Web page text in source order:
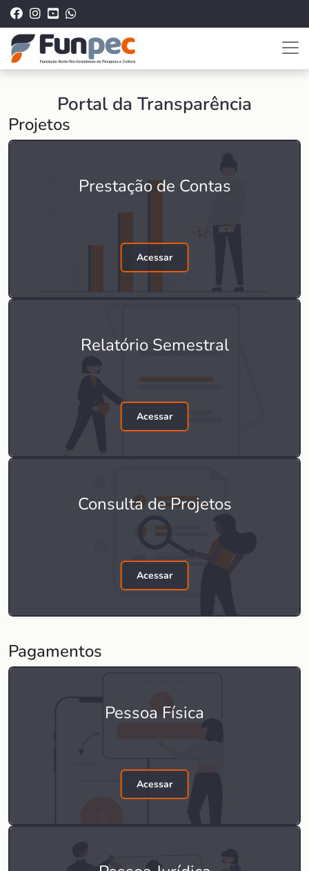
Portal da Transparência
Projetos
Prestação de Contas
Acessar
Relatório Semestral
Acessar
Consulta de Projetos
Acessar
Pagamentos
Pessoa Física
Acessar